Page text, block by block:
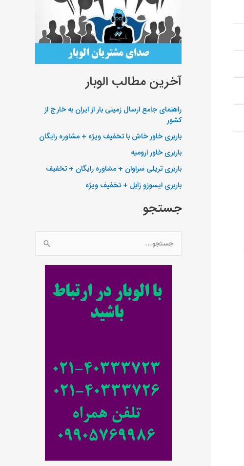
آخرین مطالب الوبار
راهنمای جامع ارسال زمینی بار از ایران به خارج از
کشور
باربری خاور خاش با تخفیف ویژه + مشاوره رایگان
باربری خاور ارومیه
باربری تریلی سراوان + مشاوره رایگان + تخفیف
باربری ایسوزو زابل + تخفیف ویژه
جستجو